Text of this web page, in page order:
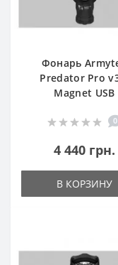
Фонарь
Predator Pro
Magnet USB
0
4 440 грн.
В КОРЗИНУ